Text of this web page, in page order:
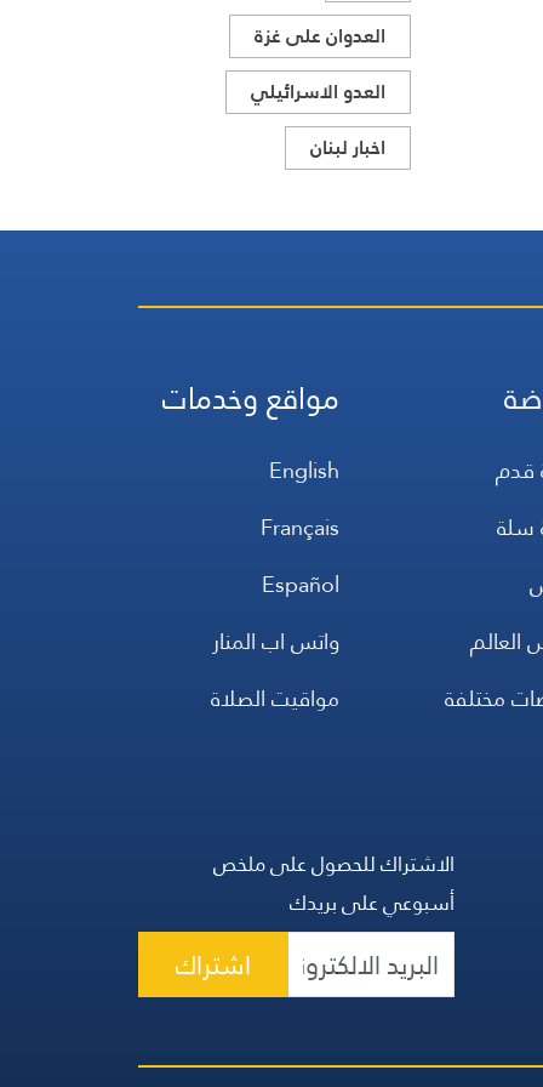
العدوان على غزة
العدو الاسرائيلي
اخبار لبنان
قدم
سلة
العالم
مختلفة
مواقع وخدمات
English
Français
Español
واتس اب المنار
مواقيت الصلاة
الاشتراك للحصول على ملخص
أسبوعي على بريدك
اشتراك